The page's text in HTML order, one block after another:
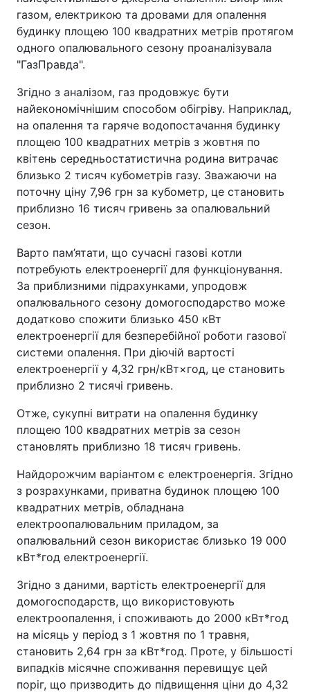
газом, електрикою та дровами для опалення
будинку площею 100 квадратних метрів протягом
одного опалювального сезону проаналізувала
"ГазПравда".
Згідно з аналізом, газ продовжує бути
найекономічнішим способом обігріву. Наприклад,
на опалення та гаряче водопостачання будинку
площею 100 квадратних метрів з жовтня по
квітень середньостатистична родина витрачає
близько 2 тисяч кубометрів газу. Зважаючи на
поточну ціну 7,96 грн за кубометр, це становить
приблизно 16 тисяч гривень за опалювальний
сезон.
Варто пам’ятати, що сучасні газові котли
потребують електроенергії для функціонування.
За приблизними підрахунками, упродовж
опалювального сезону домогосподарство може
додатково спожити близько 450 кВт
електроенергії для безперебійної роботи газової
системи опалення. При діючій вартості
електроенергії у 4,32 грн/кВт×год, це становить
приблизно 2 тисячі гривень.
Отже, сукупні витрати на опалення будинку
площею 100 квадратних метрів за сезон
становлять приблизно 18 тисяч гривень.
Найдорожчим варіантом є електроенергія. Згідно
з розрахунками, приватна будинок площею 100
квадратних метрів, обладнана
електроопалювальним приладом, за
опалювальний сезон використає близько 19 000
кВт*год електроенергії.
Згідно з даними, вартість електроенергії для
домогосподарств, що використовують
електроопалення, і споживають до 2000 кВт*год
на місяць у період з 1 жовтня по 1 травня,
становить 2,64 грн за кВт*год. Проте, у більшості
випадків місячне споживання перевищує цей
поріг, що призводить до підвищення ціни до 4,32